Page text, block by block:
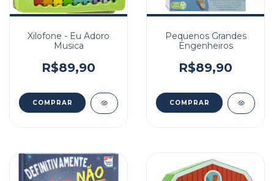
Xilofone - Eu Adoro
Musica
R$89,90
Pequenos Grandes
Engenheiros
R$89,90